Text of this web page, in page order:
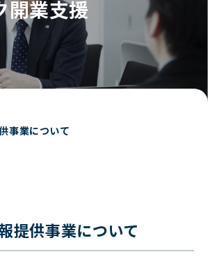
開業支援
事業について
提供事業について